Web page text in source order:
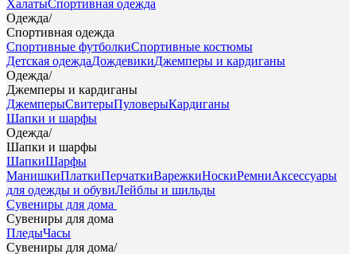
ХалатыСпортивная одежда
Одежда/
Спортивная одежда
Спортивные футболкиСпортивные костюмы
Детская одеждаДождевикиДжемперы и кардиганы
Одежда/
Джемперы и кардиганы
ДжемперыСвитерыПуловерыКардиганы
Шапки и шарфы
Одежда/
Шапки и шарфы
ШапкиШарфы
МанишкиПлаткиПерчаткиВарежкиНоскиРемниАксессуары
для одежды и обувиЛейблы и шильды
Сувениры для дома
Сувениры для дома
ПледыЧасы
Сувениры для дома/